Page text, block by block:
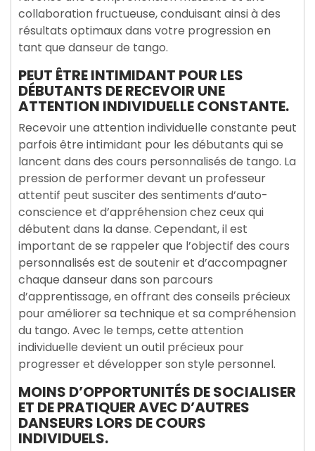
collaboration fructueuse, conduisant ainsi à des
résultats optimaux dans votre progression en
tant que danseur de tango.
PEUT ÊTRE INTIMIDANT POUR LES
DÉBUTANTS DE RECEVOIR UNE
ATTENTION INDIVIDUELLE CONSTANTE.
Recevoir une attention individuelle constante peut
parfois être intimidant pour les débutants qui se
lancent dans des cours personnalisés de tango. La
pression de performer devant un professeur
attentif peut susciter des sentiments d’auto-
conscience et d’appréhension chez ceux qui
débutent dans la danse. Cependant, il est
important de se rappeler que l’objectif des cours
personnalisés est de soutenir et d’accompagner
chaque danseur dans son parcours
d’apprentissage, en offrant des conseils précieux
pour améliorer sa technique et sa compréhension
du tango. Avec le temps, cette attention
individuelle devient un outil précieux pour
progresser et développer son style personnel.
MOINS D’OPPORTUNITÉS DE SOCIALISER
ET DE PRATIQUER AVEC D’AUTRES
DANSEURS LORS DE COURS
INDIVIDUELS.